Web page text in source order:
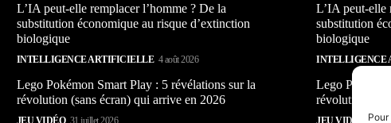
L’IA peut-elle remplacer l’homme ? De la
substitution économique au risque d’extinction
biologique
INTELLIGENCE ARTIFICIELLE 4 août 2026
Lego Pokémon Smart Play : 5 révélations sur la
révolution (sans écran) qui arrive en 2026
JEU VIDÉO 31 juillet 2026
L’IA peut-elle
substitution
biologique
INTELLIGENCE
Lego
révolution
JEU VIDÉO 31